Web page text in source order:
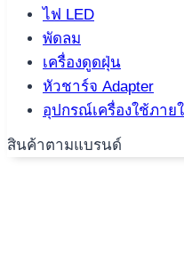
ไฟ LED
พัดลม
เครื่องดูดฝุ่น
หัวชาร์จ Adapter
อุปกรณ์เครื่องใช้ภาย
สินค้าตามแบรนด์